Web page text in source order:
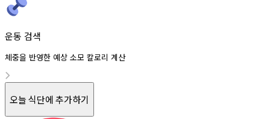
운동 검색
체중을 반영한 예상 소모 칼로리 계산
오늘 식단에 추가하기